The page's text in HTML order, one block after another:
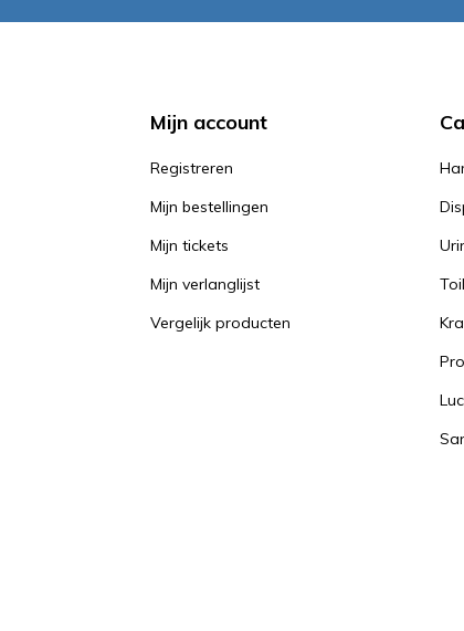
Mijn account
Registreren
Mijn bestellingen
Mijn tickets
Mijn verlanglijst
Vergelijk producten